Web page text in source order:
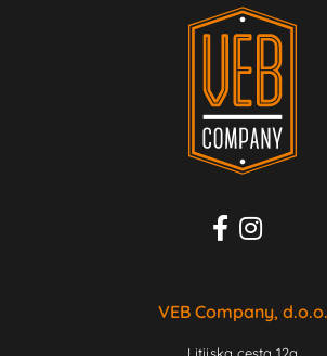
VEB Company, d.o.o.